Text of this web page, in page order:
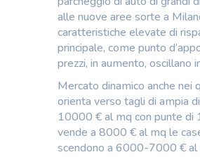
alle nuove aree sorte a
caratteristiche elevate di
principale, come punto
prezzi, in aumento, oscillano
Mercato dinamico anche nei
orienta verso tagli di ampia
10000 € al mq con punte di
vende a 8000 € al mq le
scendono a 6000-7000 € al